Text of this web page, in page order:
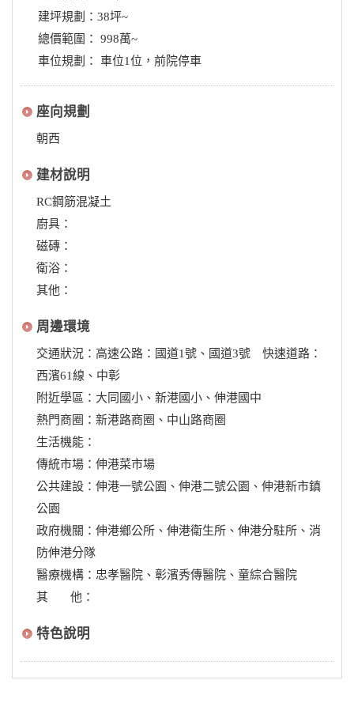
建坪規劃：38坪~
總價範圍： 998萬~
車位規劃： 車位1位，前院停車
座向規劃
朝西
建材說明
RC鋼筋混凝土
廚具：
磁磚：
衛浴：
其他：
周邊環境
交通狀況：高速公路：國道1號、國道3號 快速道路：
西濱61線、中彰
附近學區：大同國小、新港國小、伸港國中
熱門商圈：新港路商圈、中山路商圈
生活機能：
傳統市場：伸港菜市場
公共建設：伸港一號公園、伸港二號公園、伸港新市鎮
公園
政府機關：伸港鄉公所、伸港衛生所、伸港分駐所、消
防伸港分隊
醫療機構：忠孝醫院、彰濱秀傳醫院、童綜合醫院
其 他：
特色說明